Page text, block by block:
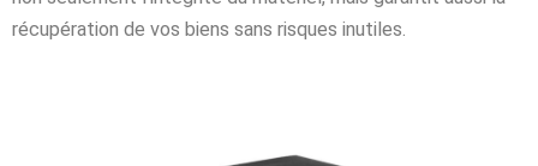
récupération de vos biens sans risques inutiles.